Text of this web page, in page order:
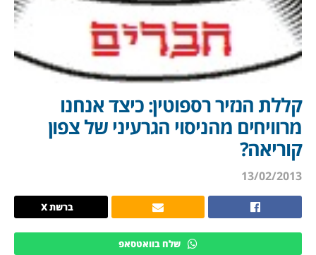
קללת הנזיר רספוטין: כיצד אנחנו
מרוויחים מהניסוי הגרעיני של צפון
קוריאה?
13/02/2013
ברשת X
שלח בוואטסאפ